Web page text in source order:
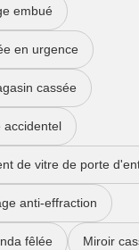
embué
en urgence
cassée
accidentel
de vitre de porte
anti-effraction
fêlée Miroir